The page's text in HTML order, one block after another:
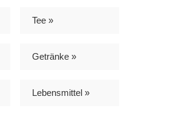
Tee »
Getränke »
Lebensmittel »